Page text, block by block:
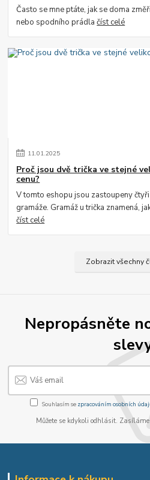
Často se mne ptáte, jak se doma
nebo spodního prádlačíst celé
11.01.2025
Proč jsou dvě trička ve stejné
cenu?
V tomto eshopu jsou zastoupeny
gramáže. Gramáž u trička znamená,
číst celé
Zobrazit všechny
Nepropásněte
Souhlasím se zpracováním osobních
Můžete se kdykoli odhlásit.